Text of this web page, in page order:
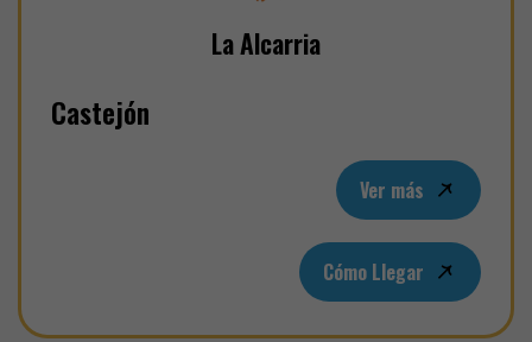
La Alcarria
Castejón
Ver más
Cómo Llegar